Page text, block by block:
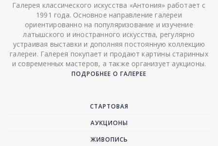
Галерея классического искусства «Антония» работает с
1991 года. Основное направление галереи
ориентированно на популяризование и изучение
латышского и иностранного искусства, регулярно
устраивая выставки и дополняя постоянную коллекцию
галереи. Галерея покупает и продают картины старинных
и современных мастеров, а также организует аукционы.
ПОДРОБНЕЕ О ГАЛЕРЕЕ
СТАРТОВАЯ
АУКЦИОНЫ
ЖИВОПИСЬ